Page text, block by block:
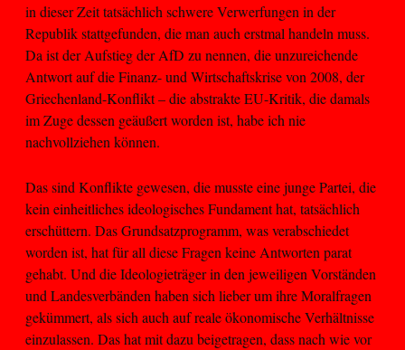
in dieser Zeit tatsächlich schwere Verwerfungen in der
Republik stattgefunden, die man auch erstmal handeln muss.
Da ist der Aufstieg der AfD zu nennen, die unzureichende
Antwort auf die Finanz- und Wirtschaftskrise von 2008, der
Griechenland-Konflikt – die abstrakte EU-Kritik, die damals
im Zuge dessen geäußert worden ist, habe ich nie
nachvollziehen können.
Das sind Konflikte gewesen, die musste eine junge Partei, die
kein einheitliches ideologisches Fundament hat, tatsächlich
erschüttern. Das Grundsatzprogramm, was verabschiedet
worden ist, hat für all diese Fragen keine Antworten parat
gehabt. Und die Ideologieträger in den jeweiligen Vorständen
und Landesverbänden haben sich lieber um ihre Moralfragen
gekümmert, als sich auch auf reale ökonomische Verhältnisse
einzulassen. Das hat mit dazu beigetragen, dass nach wie vor